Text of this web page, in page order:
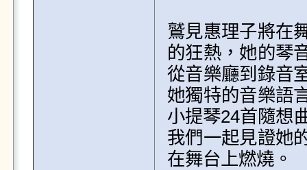
鷲見惠理子將在
的狂熱，她的琴
從音樂廳到錄音
她獨特的音樂語
小提琴24首隨想
我們一起見證她
在舞台上燃燒。